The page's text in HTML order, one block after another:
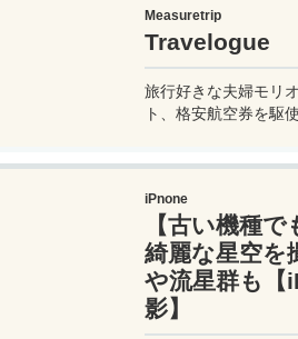
know how to ride
around the place.
Measuretrip
Travelogue
旅行好きな夫婦モリ
ト、格安航空券を駆
便利な情報、かかっ
け！夫婦喧嘩あり、
中年夫婦の等身大旅
iPnone
【古い機種
綺麗な星空を
や流星群も【
影】